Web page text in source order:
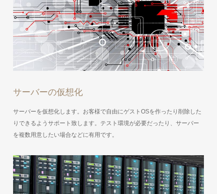
サーバーの仮想化
サーバーを仮想化します。お客様で自由にゲストOSを作ったり削除した
りできるようサポート致します。テスト環境が必要だったり、サーバー
を複数用意したい場合などに有用です。